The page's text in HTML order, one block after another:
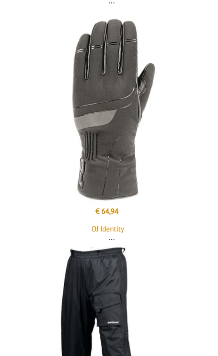
€ 64,94
OJ Identity